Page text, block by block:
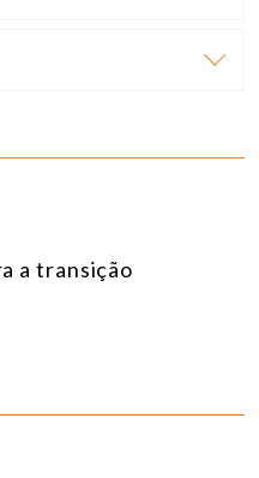
a transição